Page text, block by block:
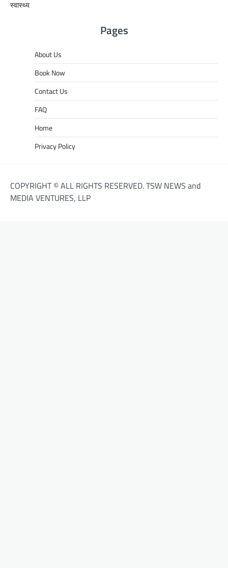
स्वास्थ्य
Pages
About Us
Book Now
Contact Us
FAQ
Home
Privacy Policy
COPYRIGHT © ALL RIGHTS RESERVED. TSW NEWS and
MEDIA VENTURES, LLP